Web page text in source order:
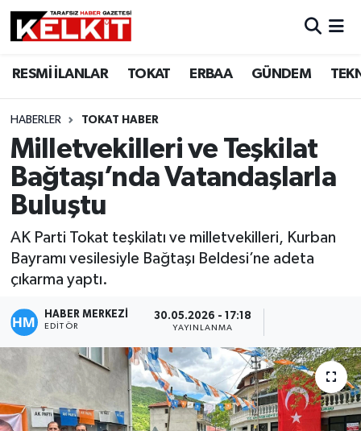
RESMİ İLANLAR TOKAT ERBAA GÜNDEM
HABERLER TOKAT HABER
Milletvekilleri ve Teşkilat
Bağtaşı’nda Vatandaşlarla
Buluştu
AK Parti Tokat teşkilatı ve milletvekilleri, Kurban
Bayramı vesilesiyle Bağtaşı Beldesi’ne adeta
çıkarma yaptı.
HABER MERKEZİ
EDITÖR
30.05.2026 - 17:18
YAYINLANMA